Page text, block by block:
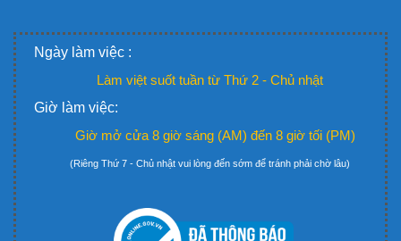
Ngày làm việc :
Làm việt suốt tuần từ Thứ 2 - Chủ nhật
Giờ làm việc:
Giờ mở cửa 8 giờ sáng (AM) đến 8 giờ tối (PM)
(Riêng Thứ 7 - Chủ nhật vui lòng đến sớm để tránh phải chờ lâu)